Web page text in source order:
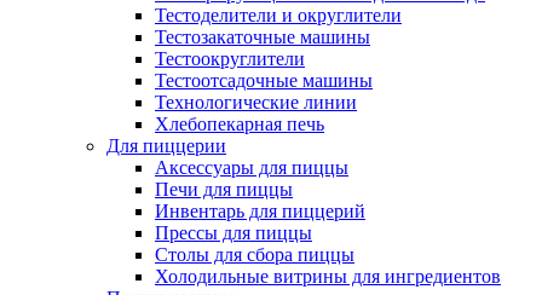
Тестоделители и округлители
Тестозакаточные машины
Тестоокруглители
Тестоотсадочные машины
Технологические линии
Хлебопекарная печь
Для пиццерии
Аксессуары для пиццы
Печи для пиццы
Инвентарь для пиццерий
Прессы для пиццы
Столы для сбора пиццы
Холодильные витрины для ингредиентов